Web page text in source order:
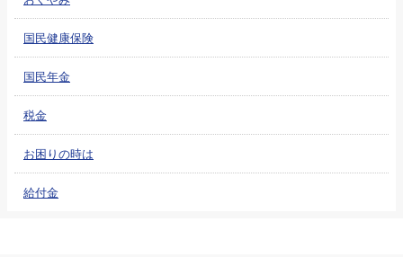
国民健康保険
国民年金
税金
お困りの時は
給付金